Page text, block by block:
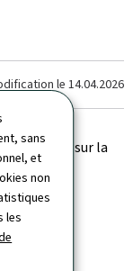
sans
et
non
les
le 14.04.2026
un rapport sur la